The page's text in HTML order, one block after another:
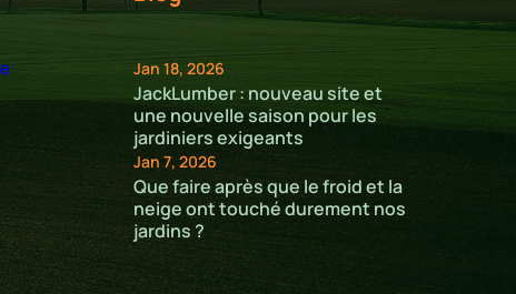
Jan 18, 2026
JackLumber : nouveau site et
une nouvelle saison pour les
jardiniers exigeants
Jan 7, 2026
Que faire après que le froid et la
neige ont touché durement nos
jardins ?